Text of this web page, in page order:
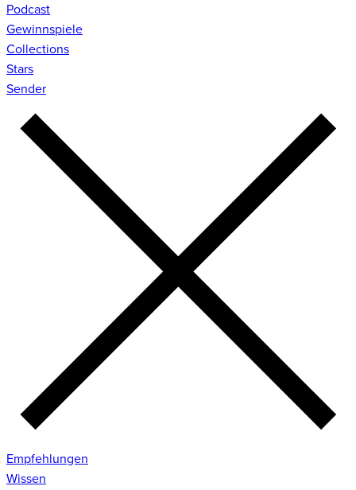
Podcast
Gewinnspiele
Collections
Stars
Sender
Empfehlungen
Wissen